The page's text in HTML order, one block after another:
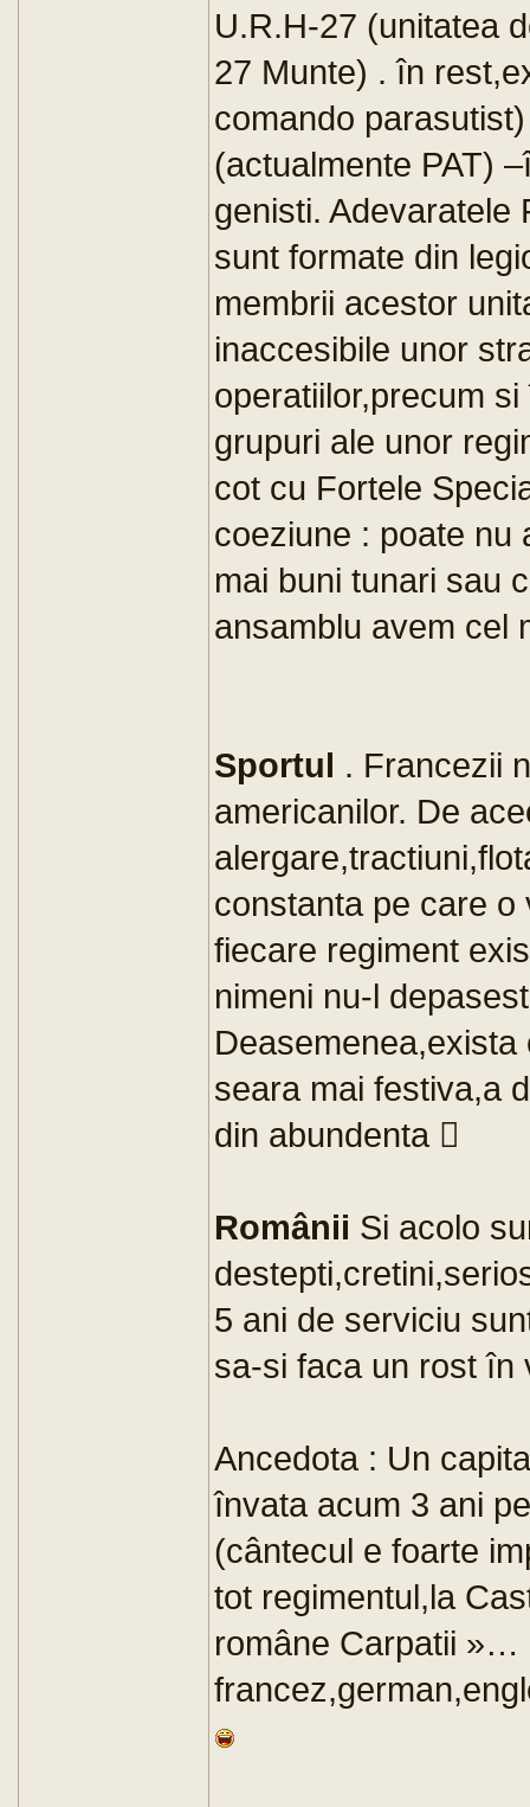
U.R.H-27 (unitatea
27 Munte) . în
comando
(actualmente PAT)
genisti. Adevaratele
sunt formate din
membrii acestor
inaccesibile unor
operatiilor,precum
grupuri ale unor
cot cu Fortele
coeziune : poate nu
mai buni tunari sau
ansamblu avem cel
Sportul . Francezii
americanilor. De
constanta pe care
fiecare regiment
nimeni nu-l
seara mai festiva,a
din abundenta 
Românii Si acolo
5 ani de serviciu
sa-si faca un rost în
Ancedota : Un
învata acum 3 ani
(cântecul e foarte
tot regimentul,la
române Carpatii »…